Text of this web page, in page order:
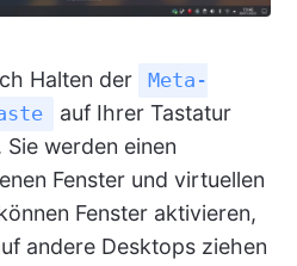
Halten der
Meta-
auf Ihrer Tastatur
Sie werden einen
Fenster und virtuellen
Fenster aktivieren,
andere Desktops ziehen